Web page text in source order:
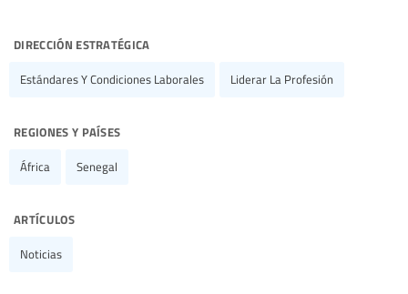
dirección estratégica
Estándares Y Condiciones Laborales Liderar La Profesión
regiones y países
África Senegal
artículos
Noticias